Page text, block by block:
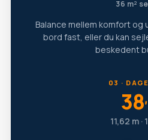
36 m²
Balance mellem komfort og
bord fast, eller du kan
beskedent
03 ·
38′
11,62 m ·